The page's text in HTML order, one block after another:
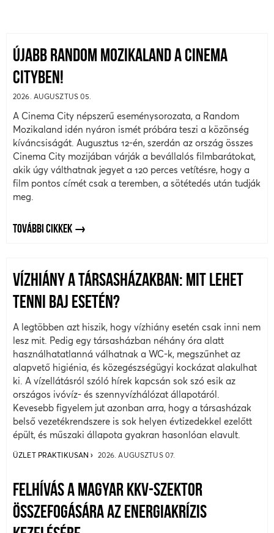
ÚJABB RANDOM MOZIKALAND A CINEMA
CITYBEN!
2026. AUGUSZTUS 05.
A Cinema City népszerű eseménysorozata, a Random
Mozikaland idén nyáron ismét próbára teszi a közönség
kíváncsiságát. Augusztus 12-én, szerdán az ország összes
Cinema City mozijában várják a bevállalós filmbarátokat,
akik úgy válthatnak jegyet a 120 perces vetítésre, hogy a
film pontos címét csak a teremben, a sötétedés után tudják
meg.
TOVÁBBI CIKKEK
VÍZHIÁNY A TÁRSASHÁZAKBAN: MIT LEHET
TENNI BAJ ESETÉN?
A legtöbben azt hiszik, hogy vízhiány esetén csak inni nem
lesz mit. Pedig egy társasházban néhány óra alatt
használhatatlanná válhatnak a WC-k, megszűnhet az
alapvető higiénia, és közegészségügyi kockázat alakulhat
ki. A vízellátásról szóló hírek kapcsán sok szó esik az
országos ivóvíz- és szennyvízhálózat állapotáról.
Kevesebb figyelem jut azonban arra, hogy a társasházak
belső vezetékrendszere is sok helyen évtizedekkel ezelőtt
épült, és műszaki állapota gyakran hasonlóan elavult.
ÜZLET PRAKTIKUSAN 2026. AUGUSZTUS 07.
FELHÍVÁS A MAGYAR KKV-SZEKTOR
ÖSSZEFOGÁSÁRA AZ ENERGIAKRÍZIS